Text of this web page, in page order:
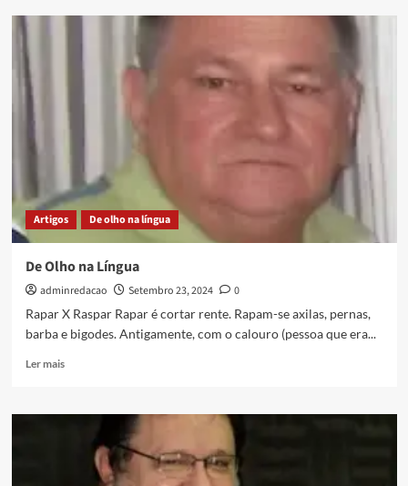
Artigos De olho na língua
De Olho na Língua
adminredacao Setembro 23, 2024
0
Rapar X Raspar Rapar é cortar rente. Rapam-se axilas, pernas,
barba e bigodes. Antigamente, com o calouro (pessoa que era...
Ler mais